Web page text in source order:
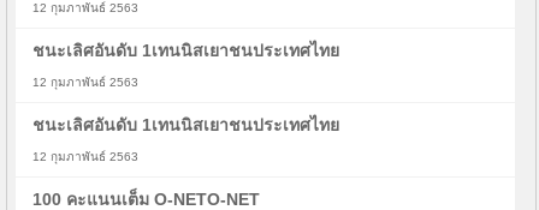
12 กุมภาพันธ์ 2563
ชนะเลิศอันดับ 1เทนนิสเยาชนประเทศไทย
12 กุมภาพันธ์ 2563
ชนะเลิศอันดับ 1เทนนิสเยาชนประเทศไทย
12 กุมภาพันธ์ 2563
100 คะแนนเต็ม O-NETO-NET